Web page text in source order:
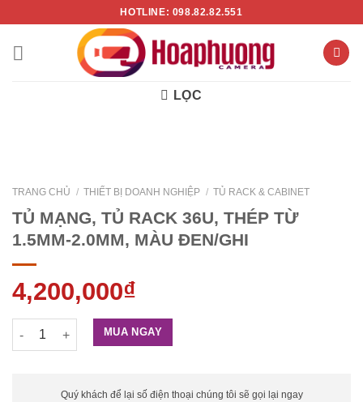
nội
HOTLINE: 098.82.82.551
LỌC
TRANG CHỦ / THIẾT BỊ DOANH NGHIỆP / TỦ RACK & CABINET
TỦ MẠNG, TỦ RACK 36U, THÉP TỪ
1.5MM-2.0MM, MÀU ĐEN/GHI
4,200,000₫
TỦ MẠNG, TỦ RACK 36U, THÉP TỪ 1.5MM-2.0MM, MÀU ĐEN/
MUA NGAY
Quý khách để lại số điện thoại chúng tôi sẽ gọi lại ngay